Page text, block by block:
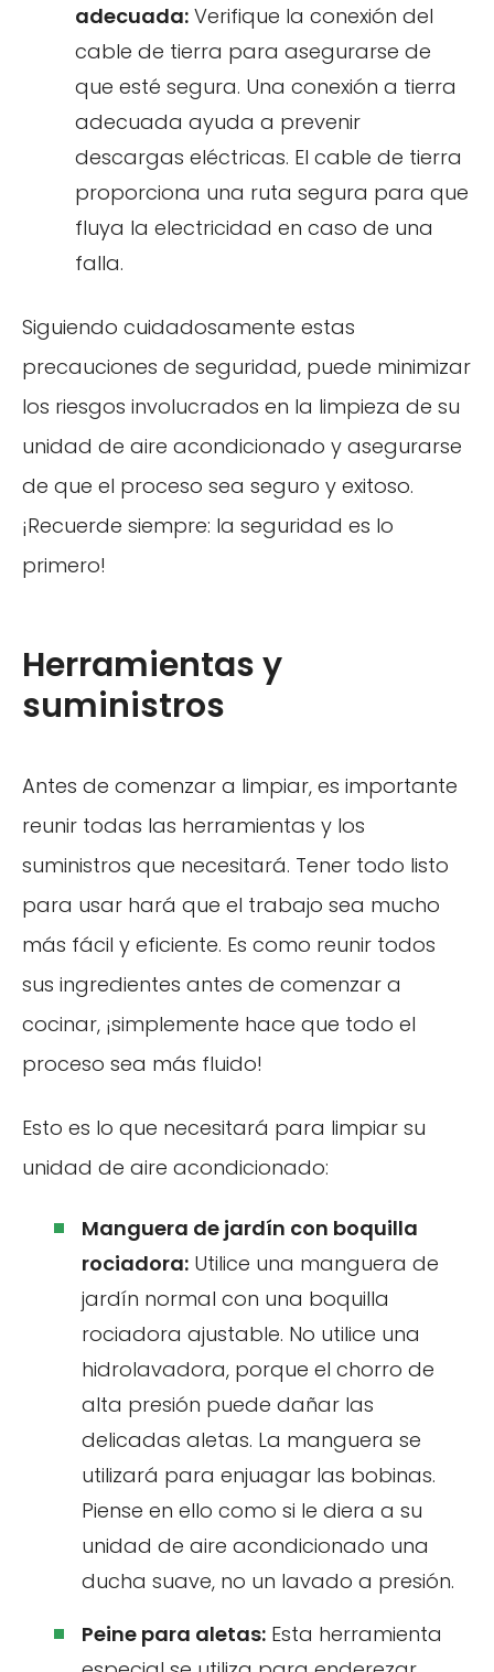
adecuada: Verifique la conexión del
cable de tierra para asegurarse de
que esté segura. Una conexión a tierra
adecuada ayuda a prevenir
descargas eléctricas. El cable de tierra
proporciona una ruta segura para que
fluya la electricidad en caso de una
falla.
Siguiendo cuidadosamente estas
precauciones de seguridad, puede minimizar
los riesgos involucrados en la limpieza de su
unidad de aire acondicionado y asegurarse
de que el proceso sea seguro y exitoso.
¡Recuerde siempre: la seguridad es lo
primero!
Herramientas y
suministros
Antes de comenzar a limpiar, es importante
reunir todas las herramientas y los
suministros que necesitará. Tener todo listo
para usar hará que el trabajo sea mucho
más fácil y eficiente. Es como reunir todos
sus ingredientes antes de comenzar a
cocinar, ¡simplemente hace que todo el
proceso sea más fluido!
Esto es lo que necesitará para limpiar su
unidad de aire acondicionado:
Manguera de jardín con boquilla
rociadora: Utilice una manguera de
jardín normal con una boquilla
rociadora ajustable. No utilice una
hidrolavadora, porque el chorro de
alta presión puede dañar las
delicadas aletas. La manguera se
utilizará para enjuagar las bobinas.
Piense en ello como si le diera a su
unidad de aire acondicionado una
ducha suave, no un lavado a presión.
Peine para aletas: Esta herramienta